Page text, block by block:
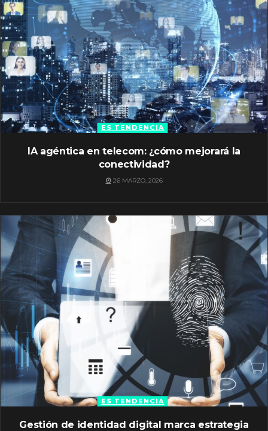
ES TENDENCIA
IA agéntica en telecom: ¿cómo mejorará la
conectividad?
26 MARZO, 2026
ES TENDENCIA
Gestión de identidad digital marca estrategia